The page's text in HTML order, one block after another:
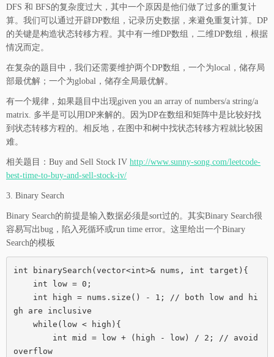
DFS 和 BFS的复杂度过大，其中一个原因是他们做了过多的重复计
算。我们可以通过开辟DP数组，记录历史数据，来避免重复计算。DP
的关键是构造状态转移方程。其中有一维DP数组，二维DP数组，根据
情况而定。
在复杂的题目中，我们还需要维护两个DP数组，一个为local，储存局
部最优解；一个为global，储存全局最优解。
有一个规律，如果题目中出现given you an array of numbers/a string/a
matrix. 多半是可以用DP来解的。因为DP在数组和矩阵中是比较好找
到状态转移方程的。相反地，在图中和树中找状态转移方程就比较困
难。
相关题目：Buy and Sell Stock IV http://www.sunny-song.com/leetcode-
best-time-to-buy-and-sell-stock-iv/
3. Binary Search
Binary Search的前提是输入数据必须是sort过的。其实Binary Search很
容易写出bug，陷入死循环或run time error。这里给出一个Binary
Search的模板
int binarySearch(vector<int>& nums, int target){
gh are inclusive
overflow